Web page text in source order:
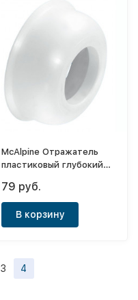
McAlpine Отражатель
пластиковый глубокий
79 руб.
В корзину
3 4